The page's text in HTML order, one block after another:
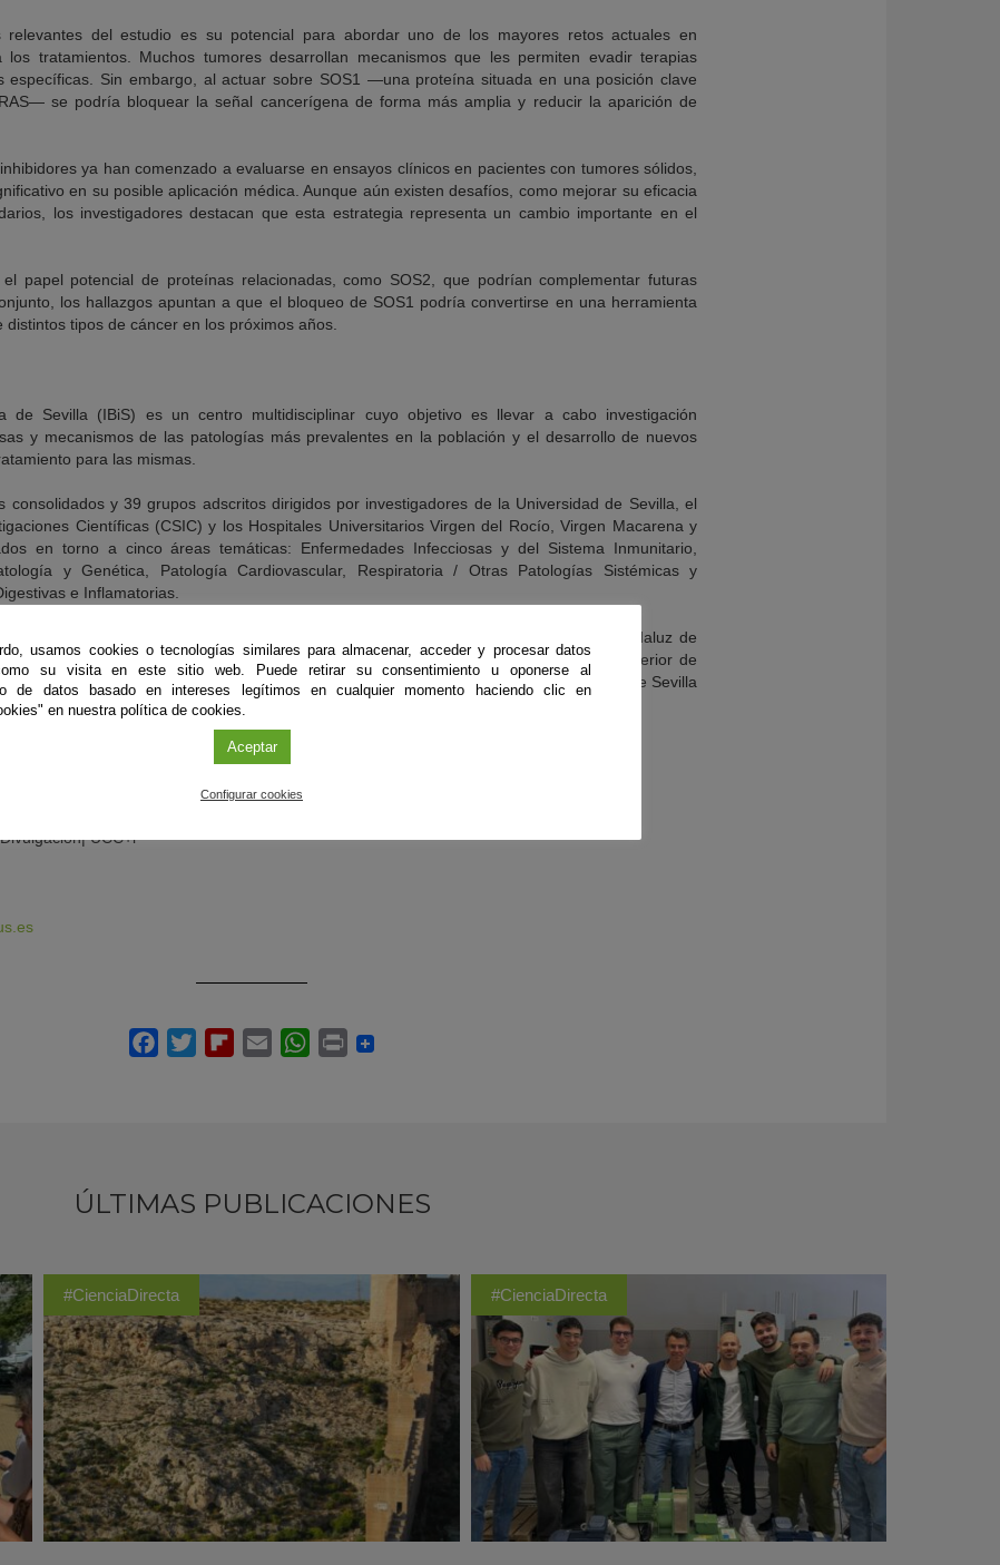
relevantes del estudio es su potencial para abordar uno de los mayores retos actuales en
tratamientos. Muchos tumores desarrollan mecanismos que les permiten evadir terapias
específicas. Sin embargo, al actuar sobre SOS1 —una proteína situada en una posición clave
se podría bloquear la señal cancerígena de forma más amplia y reducir la aparición de
ya han comenzado a evaluarse en ensayos clínicos en pacientes con tumores sólidos,
en su posible aplicación médica. Aunque aún existen desafíos, como mejorar su eficacia
los investigadores destacan que esta estrategia representa un cambio importante en el
papel potencial de proteínas relacionadas, como SOS2, que podrían complementar futuras
los hallazgos apuntan a que el bloqueo de SOS1 podría convertirse en una herramienta
tipos de cáncer en los próximos años.
de Sevilla (IBiS) es un centro multidisciplinar cuyo objetivo es llevar a cabo investigación
y mecanismos de las patologías más prevalentes en la población y el desarrollo de nuevos
para las mismas.
consolidados y 39 grupos adscritos dirigidos por investigadores de la Universidad de Sevilla, el
Científicas (CSIC) y los Hospitales Universitarios Virgen del Rocío, Virgen Macarena y
en torno a cinco áreas temáticas: Enfermedades Infecciosas y del Sistema Inmunitario,
y Genética, Patología Cardiovascular, Respiratoria / Otras Patologías Sistémicas y
e Inflamatorias.
de la Consejería de Salud y Consumo de la Junta de Andalucía; el Servicio Andaluz de
de Universidad, Investigación e Innovación; la Universidad de Sevilla y el Consejo Superior de
Y está gestionado por la Fundación para la Gestión de la Investigación en Salud de Sevilla
UCC+i
ÚLTIMAS PUBLICACIONES
#CienciaDirecta #CienciaDirecta
usamos cookies o tecnologías similares para almacenar, acceder y procesar datos
su visita en este sitio web. Puede retirar su consentimiento u oponerse al
de datos basado en intereses legítimos en cualquier momento haciendo clic en
en nuestra política de cookies.
Aceptar
Configurar cookies